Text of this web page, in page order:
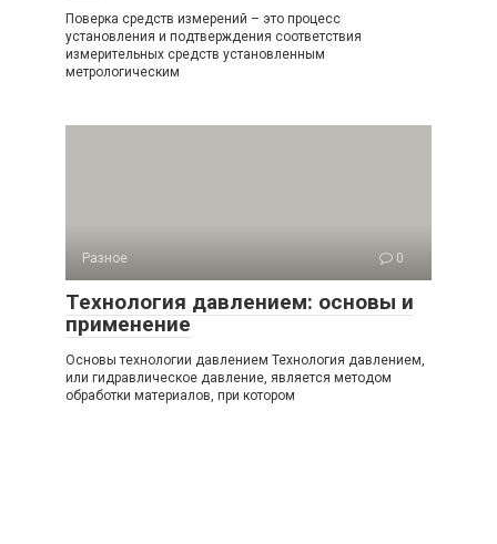
Поверка средств измерений – это процесс
установления и подтверждения соответствия
измерительных средств установленным
метрологическим
Разное 0
Технология давлением: основы и
применение
Основы технологии давлением Технология давлением,
или гидравлическое давление, является методом
обработки материалов, при котором